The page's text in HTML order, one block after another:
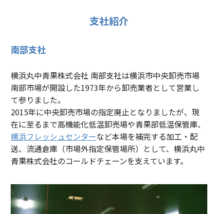
支社紹介
南部支社
横浜丸中青果株式会社 南部支社は横浜市中央卸売市場
南部市場が開設した1973年から卸売業者として営業し
て参りました。
2015年に中央卸売市場の指定廃止となりましたが、現
在に至るまで高機能化低温卸売場や青果部低温保管庫、
横浜フレッシュセンターなど本場を補完する加工・配
送、流通倉庫（市場外指定保管場所）として、横浜丸中
青果株式会社のコールドチェーンを支えています。